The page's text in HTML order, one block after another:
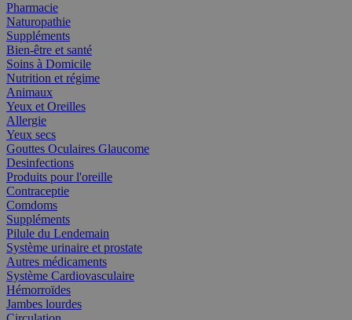
Pharmacie
Naturopathie
Suppléments
Bien-être et santé
Soins à Domicile
Nutrition et régime
Animaux
Yeux et Oreilles
Allergie
Yeux secs
Gouttes Oculaires Glaucome
Desinfections
Produits pour l'oreille
Contraceptie
Comdoms
Suppléments
Pilule du Lendemain
Système urinaire et prostate
Autres médicaments
Système Cardiovasculaire
Hémorroïdes
Jambes lourdes